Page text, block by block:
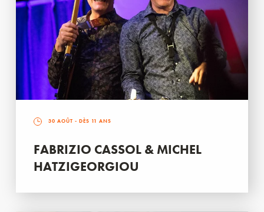
30 AOÛT - DÈS 11 ANS
FABRIZIO CASSOL & MICHEL
HATZIGEORGIOU